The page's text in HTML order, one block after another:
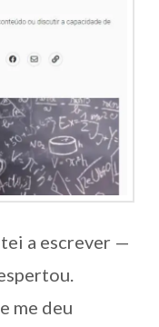
a escrever —
me deu